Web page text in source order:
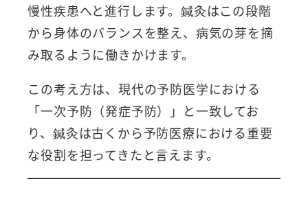
慢性疾患へと進行します。鍼灸はこの段階
から身体のバランスを整え、病気の芽を摘
み取るように働きかけます。
この考え方は、現代の予防医学における
「一次予防（発症予防）」と一致してお
り、鍼灸は古くから予防医療における重要
な役割を担ってきたと言えます。